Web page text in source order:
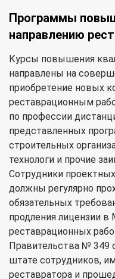
Программы
направлению
Курсы повышения
направлены на
приобретение новых
реставрационным
по профессии
представленных
строительных
технологи и прочие
Сотрудники
должны регулярно
обязательных
продления лицензии в
реставрационных
Правительства № 349
штате сотрудников,
реставратора и